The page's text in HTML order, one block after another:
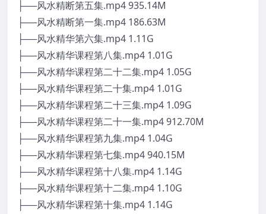
├──风水精断第五集.mp4 935.14M
├──风水精断第一集.mp4 186.63M
├──风水精华第六集.mp4 1.11G
├──风水精华课程第八集.mp4 1.01G
├──风水精华课程第二十二集.mp4 1.05G
├──风水精华课程第二十集.mp4 1.01G
├──风水精华课程第二十三集.mp4 1.09G
├──风水精华课程第二十一集.mp4 912.70M
├──风水精华课程第九集.mp4 1.04G
├──风水精华课程第七集.mp4 940.15M
├──风水精华课程第十八集.mp4 1.14G
├──风水精华课程第十二集.mp4 1.10G
├──风水精华课程第十集.mp4 1.14G